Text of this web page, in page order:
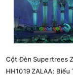
Cột Đèn Supertrees
HH1019 ZALAA: Biểu